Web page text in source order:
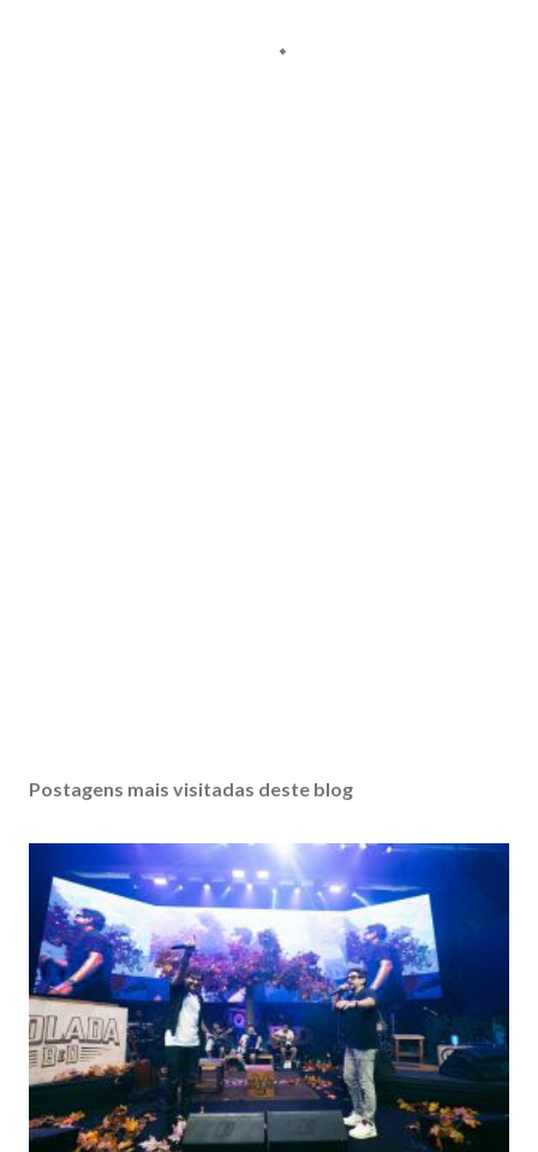
Postagens mais visitadas deste blog